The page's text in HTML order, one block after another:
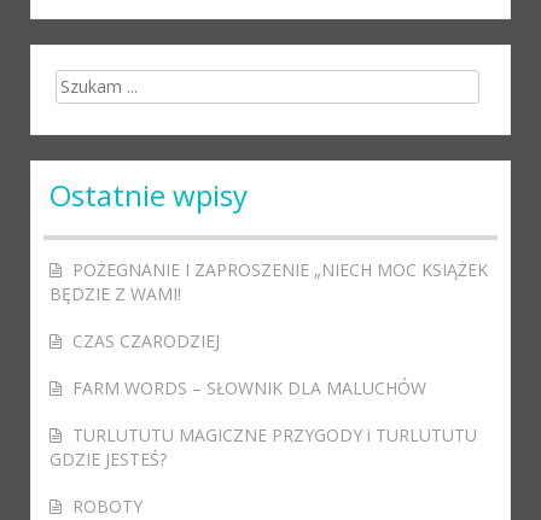
Search for:
Ostatnie wpisy
POŻEGNANIE I ZAPROSZENIE „NIECH MOC KSIĄŻEK
BĘDZIE Z WAMI!
CZAS CZARODZIEJ
FARM WORDS – SŁOWNIK DLA MALUCHÓW
TURLUTUTU MAGICZNE PRZYGODY i TURLUTUTU
GDZIE JESTEŚ?
ROBOTY